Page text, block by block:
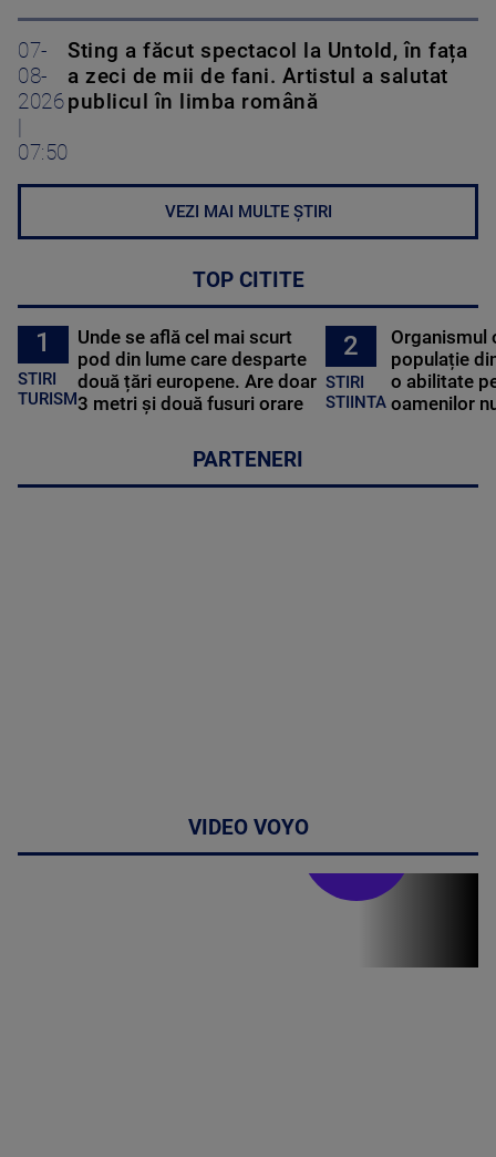
07-
08-
2026
07:50
Sting a făcut spectacol la Untold, în fața
a zeci de mii de fani. Artistul a salutat
publicul în limba română
VEZI MAI MULTE ȘTIRI
TOP CITITE
1
STIRI
TURISM
Unde se află cel mai scurt
pod din lume care desparte
două țări europene. Are doar
3 metri și două fusuri orare
2
STIRI
STIINTA
Organismul
populație
o abilitate
oamenilor
PARTENERI
VIDEO VOYO